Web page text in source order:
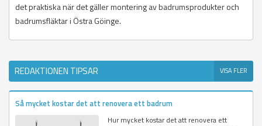
det praktiska när det gäller montering av badrumsprodukter och
badrumsfläktar i Östra Göinge.
REDAKTIONEN TIPSAR VISA FLER
Så mycket kostar det att renovera ett badrum
Hur mycket kostar det att renovera ett